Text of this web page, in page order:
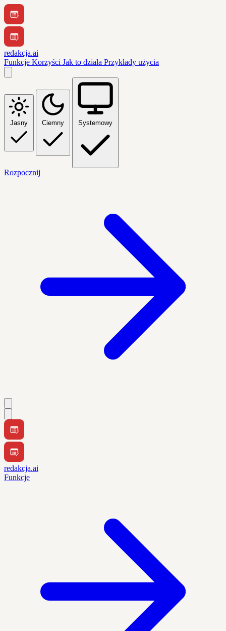
redakcja.ai
Funkcje Korzyści Jak to działa Przykłady użycia
Jasny Ciemny Systemowy
Rozpocznij
redakcja.ai
Funkcje